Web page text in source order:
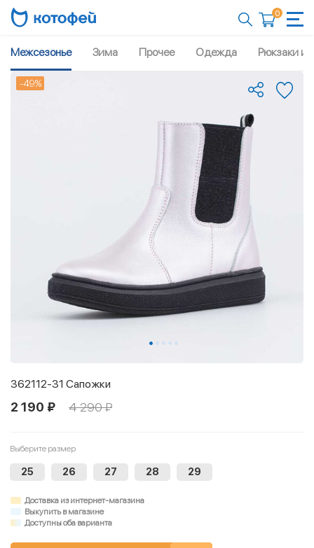
0
Межсезонье Зима Прочее Одежда Рюкзаки и
-49%
362112-31 Сапожки
2 190 ₽ 4 290 ₽
Выберите размер
25 26 27 28 29
Доставка из интернет-магазина
Выкупить в магазине
Доступны оба варианта